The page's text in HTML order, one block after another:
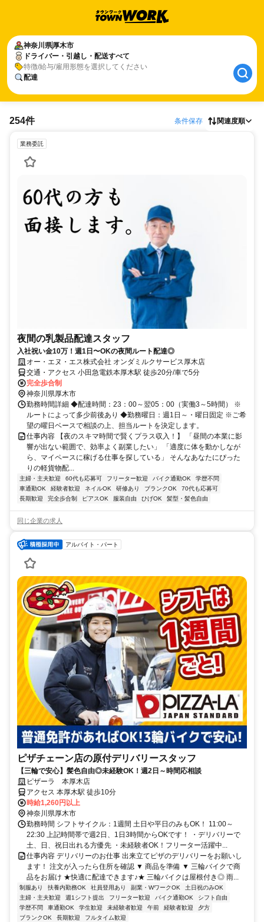
神奈川県厚木市
ドライバー・引越し・配送すべて
特徴/給与/雇用形態を選択してください
配達
254件 条件保存 関連度順
業務委託
夜間の乳製品配達スタッフ
入社祝い金10万！週1日〜OKの夜間ルート配達◎
オー・エヌ・エス株式会社 オンダミルクサービス厚木店
交通・アクセス 小田急電鉄本厚木駅 徒歩20分/車で5分
完全歩合制
神奈川県厚木市
勤務時間詳細 ◆配達時間：23：00～翌05：00（実働3～5時間） ※
ルートによって多少前後あり ◆勤務曜日：週1日～・曜日固定 ※ご希
望の曜日ベースで相談の上、担当ルートを決定します。
仕事内容 【夜のスキマ時間で賢くプラス収入！】 「昼間の本業に影
響が出ない範囲で、効率よく副業したい」 「適度に体を動かしなが
ら、マイペースに稼げる仕事を探している」 そんなあなたにぴった
りの軽貨物配...
主婦・主夫歓迎 60代も応募可 フリーター歓迎 バイク通勤OK
学歴不問
車通勤OK
経験者歓迎 ネイルOK 研修あり ブランクOK
70代も応募可
長期歓迎
完全歩合制 ピアスOK 服装自由 ひげOK 髪型・髪色自由
同じ企業の求人
アルバイト・パート
ピザチェーン店の原付デリバリースタッフ
【三輪で安心】髪色自由◎未経験OK！週2日～時間応相談
ピザーラ 本厚木店
アクセス 本厚木駅 徒歩10分
時給1,260円以上
神奈川県厚木市
勤務時間 シフトサイクル：1週間 土日や平日のみもOK！ 11:00～
22:30 上記時間帯で週2日、1日3時間からOKです！ ・デリバリーで
土、日、祝日出れる方優先 ・未経験者OK！フリーター活躍中...
仕事内容 デリバリーのお仕事 出来立てピザのデリバリーをお願いし
ます！ 注文が入ったら住所を確認 ▼ 商品を準備 ▼ 三輪バイクで商
品をお届け ★快適に配達できます♪★ 三輪バイクは屋根付き◎ 雨...
制服あり 扶養内勤務OK 社員登用あり 副業・WワークOK
土日祝のみOK
主婦・主夫歓迎
週1シフト提出 フリーター歓迎 バイク通勤OK
シフト自由
学歴不問
車通勤OK 学生歓迎 未経験者歓迎 午前 経験者歓迎
夕方
ブランクOK
長期歓迎 フルタイム歓迎